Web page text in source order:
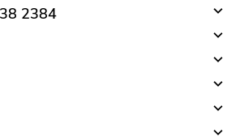
2384